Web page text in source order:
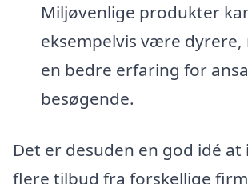
Miljøvenlige produkter
eksempelvis være dyrere,
en bedre erfaring for
besøgende.
Det er desuden en god idé
flere tilbud fra forskellige